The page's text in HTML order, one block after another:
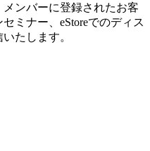
ンバーに登録されたお客
ミナー、eStoreでのディス
たします。